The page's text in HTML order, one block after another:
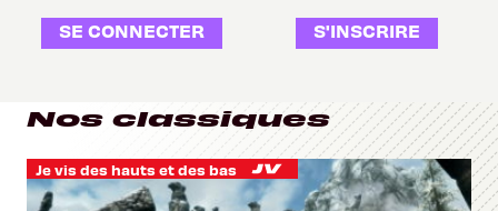
SE CONNECTER S'INSCRIRE
Nos classiques
Je vis des hauts et des bas